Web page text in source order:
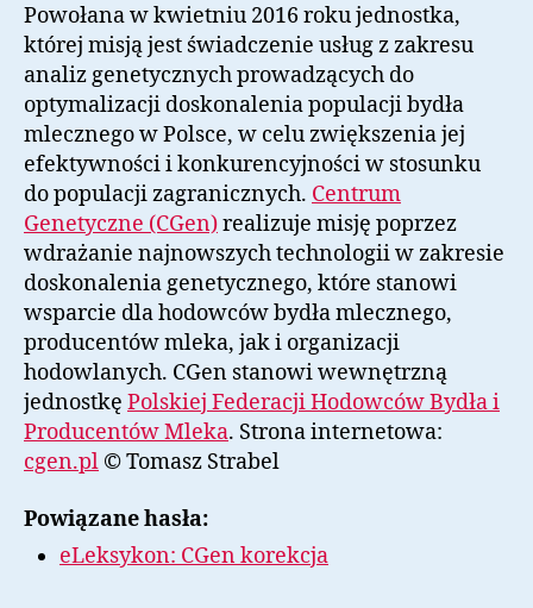
Powołana w kwietniu 2016 roku jednostka,
której misją jest świadczenie usług z zakresu
analiz genetycznych prowadzących do
optymalizacji doskonalenia populacji bydła
mlecznego w Polsce, w celu zwiększenia jej
efektywności i konkurencyjności w stosunku
do populacji zagranicznych. Centrum
Genetyczne (CGen)realizuje misję poprzez
wdrażanie najnowszych technologii w zakresie
doskonalenia genetycznego, które stanowi
wsparcie dla hodowców bydła mlecznego,
producentów mleka, jak i organizacji
hodowlanych. CGen stanowi wewnętrzną
jednostkę Polskiej Federacji Hodowców Bydła i
Producentów Mleka. Strona internetowa:
cgen.pl © Tomasz Strabel
Powiązane hasła:
eLeksykon: CGen korekcja